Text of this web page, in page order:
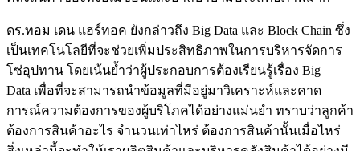
ดร.ทอม เดน แฮร์ทอค ยังกล่าวถึง Big Data และ Block Chain ซึ่ง
เป็นเทคโนโลยีที่จะช่วยเพิ่มประสิทธิภาพในการบริหารจัดการ
โซ่อุปทาน โดยเน้นย้ำว่าผู้ประกอบการต้องเรียนรู้เรื่อง Big
Data เพื่อที่จะสามารถนำข้อมูลที่มีอยู่มาวิเคราะห์และคาด
การณ์ความต้องการของผู้บริโภคได้อย่างแม่นยำ ทราบว่าลูกค้า
ต้องการสินค้าอะไร จำนวนเท่าไหร่ ต้องการสินค้านั้นเมื่อไหร่